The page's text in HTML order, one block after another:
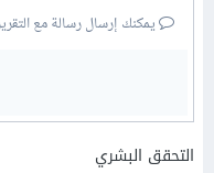
يمكنك إرسال رسالة مع
التحقق البشري